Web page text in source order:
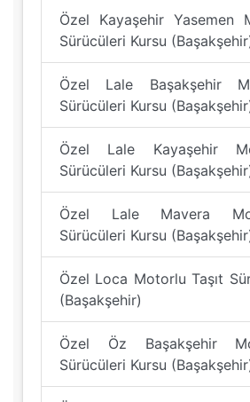
Özel Kayaşehir Yasemen
Sürücüleri Kursu
Özel Lale Başakşehir
Sürücüleri Kursu
Özel Lale Kayaşehir
Sürücüleri Kursu
Özel Lale Mavera
Sürücüleri Kursu
Özel Loca Motorlu Taşıt
(Başakşehir)
Özel Öz Başakşehir
Sürücüleri Kursu